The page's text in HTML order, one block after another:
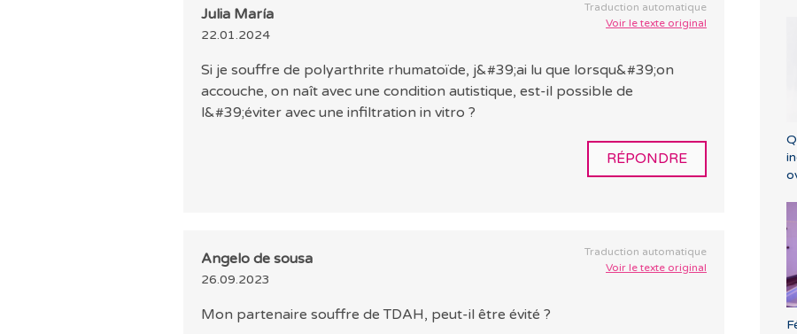
Traduction automatique
Voir le texte original
Julia María
22.01.2024
Si je souffre de polyarthrite rhumatoïde, j&#39;ai lu que lorsqu&#39;on
accouche, on naît avec une condition autistique, est-il possible de
l&#39;éviter avec une infiltration in vitro ?
RÉPONDRE
Traduction automatique
Voir le texte original
Angelo de sousa
26.09.2023
Mon partenaire souffre de TDAH, peut-il être évité ?